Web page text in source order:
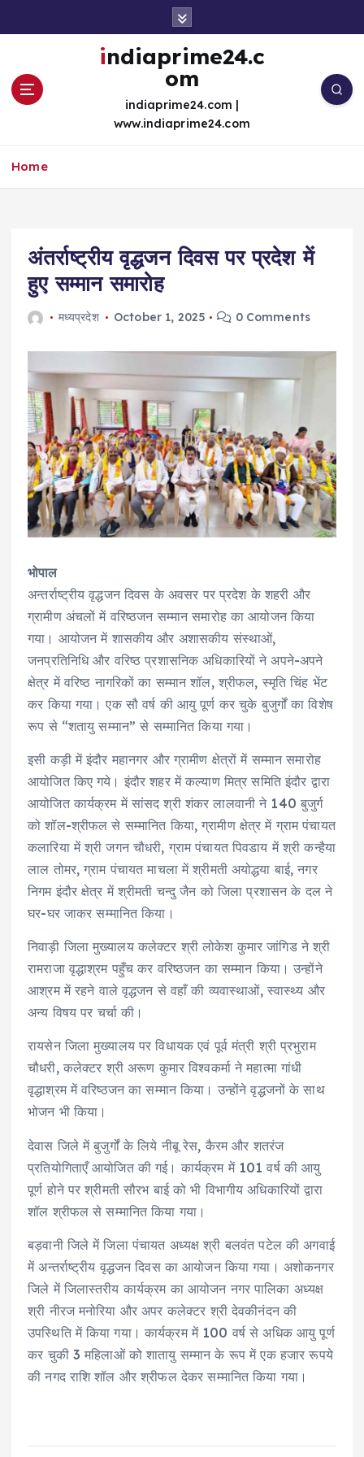
indiaprime24.c
om
indiaprime24.com |
www.indiaprime24.com
Home
अंतर्राष्ट्रीय वृद्धजन दिवस पर प्रदेश में
हुए सम्मान समारोह
मध्यप्रदेश October 1, 2025 0 Comments
भोपाल
अन्तर्राष्ट्रीय वृद्धजन दिवस के अवसर पर प्रदेश के शहरी और
ग्रामीण अंचलों में वरिष्ठजन सम्मान समारोह का आयोजन किया
गया। आयोजन में शासकीय और अशासकीय संस्थाओं,
जनप्रतिनिधि और वरिष्ठ प्रशासनिक अधिकारियों ने अपने-अपने
क्षेत्र में वरिष्ठ नागरिकों का सम्मान शॉल, श्रीफल, स्मृति चिंह भेंट
कर किया गया। एक सौ वर्ष की आयु पूर्ण कर चुके बुजुर्गों का विशेष
रूप से “शतायु सम्मान” से सम्मानित किया गया।
इसी कड़ी में इंदौर महानगर और ग्रामीण क्षेत्रों में सम्मान समारोह
आयोजित किए गये। इंदौर शहर में कल्याण मित्र समिति इंदौर द्वारा
आयोजित कार्यक्रम में सांसद श्री शंकर लालवानी ने 140 बुजुर्ग
को शॉल-श्रीफल से सम्मानित किया, ग्रामीण क्षेत्र में ग्राम पंचायत
कलारिया में श्री जगन चौधरी, ग्राम पंचायत पिवडाय में श्री कन्हैया
लाल तोमर, ग्राम पंचायत माचला में श्रीमती अयोद्धया बाई, नगर
निगम इंदौर क्षेत्र में श्रीमती चन्दु जैन को जिला प्रशासन के दल ने
घर-घर जाकर सम्मानित किया।
निवाड़ी जिला मुख्यालय कलेक्टर श्री लोकेश कुमार जांगिड ने श्री
रामराजा वृद्धाश्रम पहुँच कर वरिष्ठजन का सम्मान किया। उन्होंने
आश्रम में रहने वाले वृद्धजन से वहाँ की व्यवास्थाओं, स्वास्थ्य और
अन्य विषय पर चर्चा की।
रायसेन जिला मुख्यालय पर विधायक एवं पूर्व मंत्री श्री प्रभुराम
चौधरी, कलेक्टर श्री अरूण कुमार विश्वकर्मा ने महात्मा गांधी
वृद्धाश्रम में वरिष्ठजन का सम्मान किया। उन्होंने वृद्धजनों के साथ
भोजन भी किया।
देवास जिले में बुजुर्गों के लिये नीबू रेस, कैरम और शतरंज
प्रतियोगिताएँ आयोजित की गई। कार्यक्रम में 101 वर्ष की आयु
पूर्ण होने पर श्रीमती सौरभ बाई को भी विभागीय अधिकारियों द्वारा
शॉल श्रीफल से सम्मानित किया गया।
बड़वानी जिले में जिला पंचायत अध्यक्ष श्री बलवंत पटेल की अगवाई
में अन्तर्राष्ट्रीय वृद्धजन दिवस का आयोजन किया गया। अशोकनगर
जिले में जिलास्तरीय कार्यक्रम का आयोजन नगर पालिका अध्यक्ष
श्री नीरज मनोरिया और अपर कलेक्टर श्री देवकीनंदन की
उपस्थिति में किया गया। कार्यक्रम में 100 वर्ष से अधिक आयु पूर्ण
कर चुकी 3 महिलाओं को शातायु सम्मान के रूप में एक हजार रूपये
की नगद राशि शॉल और श्रीफल देकर सम्मानित किया गया।